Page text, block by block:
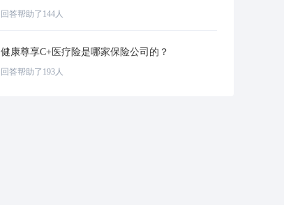
回答帮助了 144人
健康尊享C+医疗险是哪家保险公司的？
回答帮助了 193人